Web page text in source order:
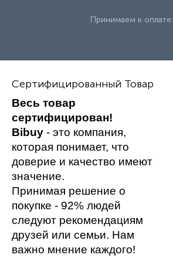
Принимаем к оплате:
Сертифицированный Товар
Весь товар
сертифицирован!
Bibuy - это компания,
которая понимает, что
доверие и качество имеют
значение.
Принимая решение о
покупке - 92% людей
следуют рекомендациям
друзей или семьи. Нам
важно мнение каждого!